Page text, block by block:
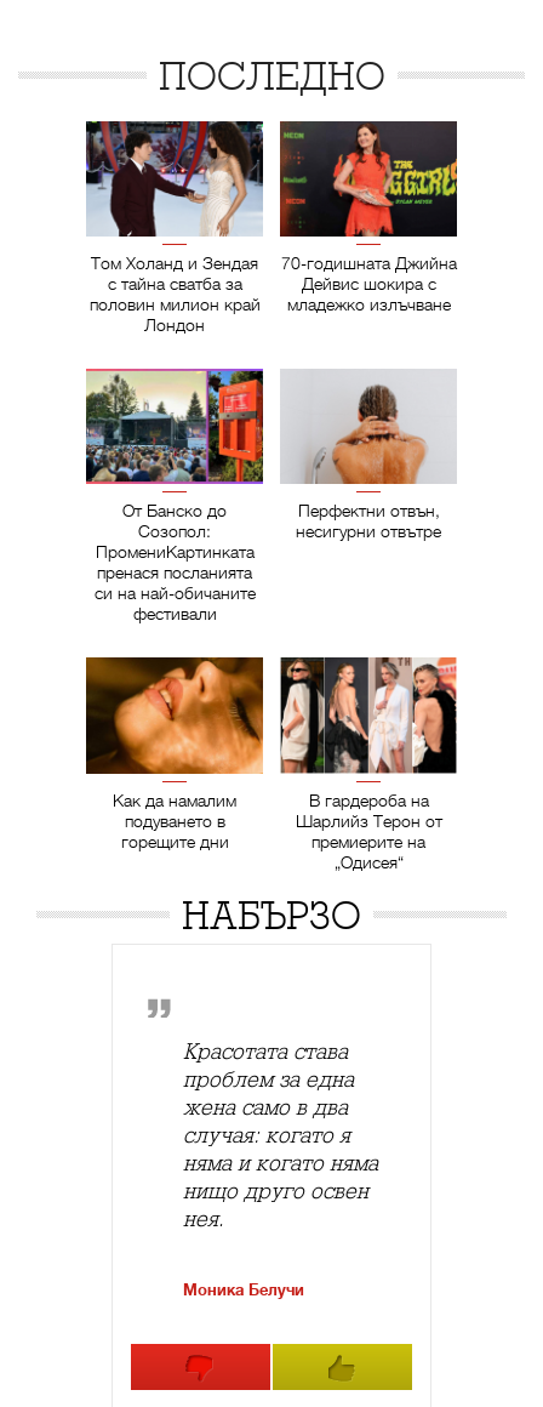
ПОСЛЕДНО
Том Холанд и Зендая
с тайна сватба за
половин милион край
Лондон
70-годишната Джийна
Дейвис шокира с
младежко излъчване
От Банско до
Созопол:
ПромениКартинката
пренася посланията
си на най-обичаните
фестивали
Перфектни отвън,
несигурни отвътре
Как да намалим
подуването в
горещите дни
В гардероба на
Шарлийз Терон от
премиерите на
„Одисея“
НАБЪРЗО
Красотата става
проблем за една
жена само в два
случая: когато я
няма и когато няма
нищо друго освен
нея.
Моника Белучи